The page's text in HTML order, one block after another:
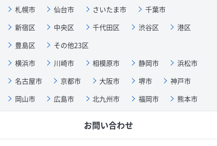
札幌市 仙台市 さいたま市
千葉市
新宿区
中央区 千代田区 渋谷区
港区
豊島区
その他23区
横浜市
川崎市 相模原市 静岡市
浜松市
名古屋市
京都市 大阪市 堺市
神戸市
岡山市
広島市 北九州市 福岡市 熊本市
お問い合わせ